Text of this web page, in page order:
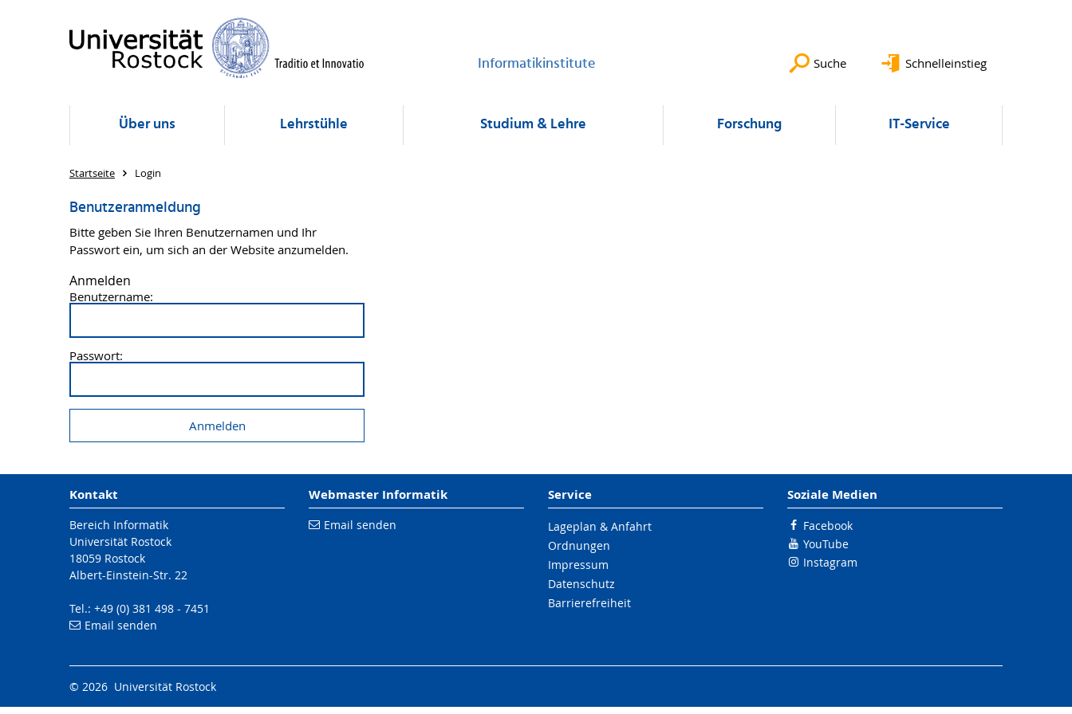
Informatikinstitute Suche Schnelleinstieg
Über uns Lehrstühle Studium & Lehre Forschung IT-Service
Startseite Login
Benutzeranmeldung
Bitte geben Sie Ihren Benutzernamen und Ihr
Passwort ein, um sich an der Website anzumelden.
Anmelden
Benutzername:
Passwort:
Kontakt
Bereich Informatik
Universität Rostock
18059 Rostock
Albert-Einstein-Str. 22
Tel.: +49 (0) 381 498 - 7451
Email senden
Webmaster Informatik
Email senden
Service
Lageplan & Anfahrt
Ordnungen
Impressum
Datenschutz
Barrierefreiheit
Soziale Medien
Facebook
YouTube
Instagram
© 2026 Universität Rostock